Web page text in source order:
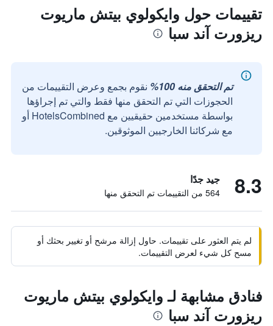
تقييمات حول وايكولوي بيتش ماريوت
ريزورت آند سبا
تم التحقق منه 100%
نقوم بجمع وعرض التقييمات من
الحجوزات التي تم التحقق منها فقط والتي تم إجراؤها
بواسطة مستخدمين حقيقيين مع HotelsCombined أو
مع شركائنا الخارجيين الموثوقين.
8.3 جيد جدًا
564 من التقييمات تم التحقق منها
لم يتم العثور على تقييمات. حاول إزالة مرشح أو تغيير بحثك أو
مسح كل شيء لعرض التقييمات.
فنادق مشابهة لـ وايكولوي بيتش ماريوت
ريزورت آند سبا